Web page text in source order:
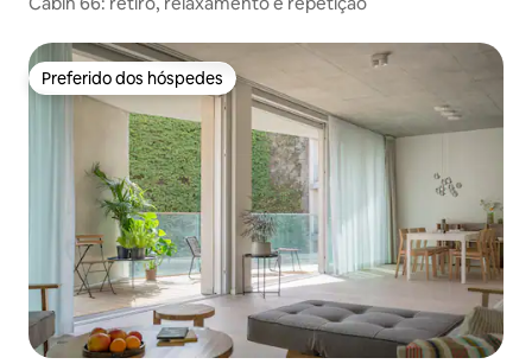
Preferido dos hóspedes
Preferido dos hóspedes